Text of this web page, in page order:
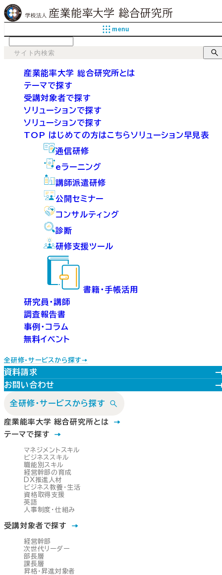
menu
産業能率大学 総合研究所とは
テーマで探す
受講対象者で探す
ソリューションで探す
ソリューションで探す
TOP はじめての方はこちらソリューション早見表
通信研修
eラーニング
講師派遣研修
公開セミナー
コンサルティング
診断
研修支援ツール
書籍・手帳活用
研究員・講師
調査報告書
事例・コラム
無料イベント
全研修・サービスから探す
資料請求
お問い合わせ
全研修・サービスから探す
産業能率大学 総合研究所とは
テーマで探す
マネジメントスキル
ビジネススキル
職能別スキル
経営幹部の育成
DX推進人材
ビジネス教養・生活
資格取得支援
英語
人事制度・仕組み
受講対象者で探す
経営幹部
次世代リーダー
部長層
課長層
昇格・昇進対象者